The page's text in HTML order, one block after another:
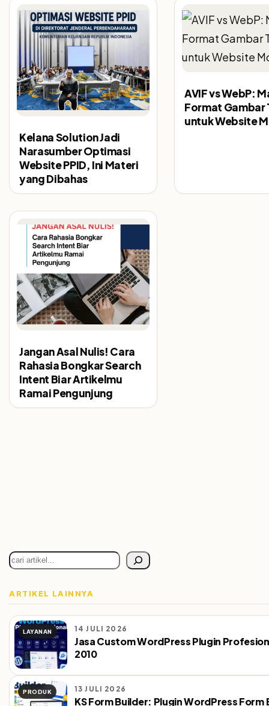
Kelana Solution Jadi
Narasumber Optimasi
Website PPID, Ini Materi
yang Dibahas
AVIF vs WebP:
Format Gambar
untuk Website
Jangan Asal Nulis! Cara
Rahasia Bongkar Search
Intent Biar Artikelmu
Ramai Pengunjung
Cari
ARTIKEL LAINNYA
LAYANAN 14 JULI 2026
Jasa Custom WordPress Plugin
2010
PRODUK 13 JULI 2026
KS Form Builder: Plugin WordPress Form